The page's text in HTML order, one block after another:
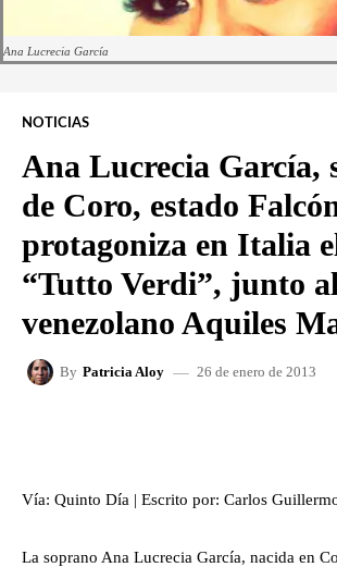
Ana Lucrecia García
NOTICIAS
Ana Lucrecia García,
de Coro, estado
protagoniza en Italia
“Tutto Verdi”, junto
venezolano Aquiles
By Patricia Aloy 26 de enero de 2013
Vía: Quinto Día | Escrito por: Carlos
La soprano Ana Lucrecia García, nacida en